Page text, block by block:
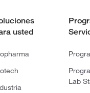
usted
Lab